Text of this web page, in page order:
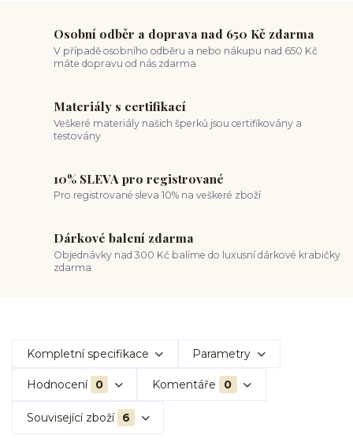
Osobní odběr a doprava nad 650 Kč zdarma
V případě osobního odběru a nebo nákupu nad 650 Kč
máte dopravu od nás zdarma
Materiály s certifikací
Veškeré materiály našich šperků jsou certifikovány a
testovány
10% SLEVA pro registrované
Pro registrované sleva 10% na veškeré zboží
Dárkové balení zdarma
Objednávky nad 300 Kč balíme do luxusní dárkové krabičky
zdarma
Kompletní specifikace Parametry
Hodnocení 0 Komentáře 0
Související zboží 6